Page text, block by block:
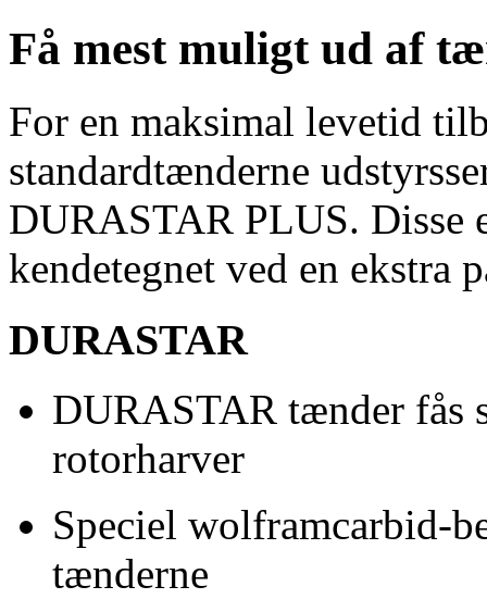
Få mest muligt ud af
For en maksimal levetid
standardtænderne
DURASTAR PLUS. Disse
kendetegnet ved en ekstra
DURASTAR
DURASTAR tænder fås
rotorharver
Speciel wolframcarbid-
tænderne